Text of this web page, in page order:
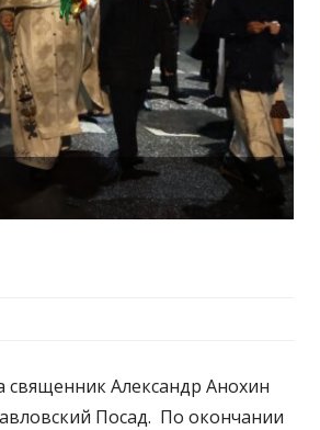
священник Александр Анохин
Посад. По окончании